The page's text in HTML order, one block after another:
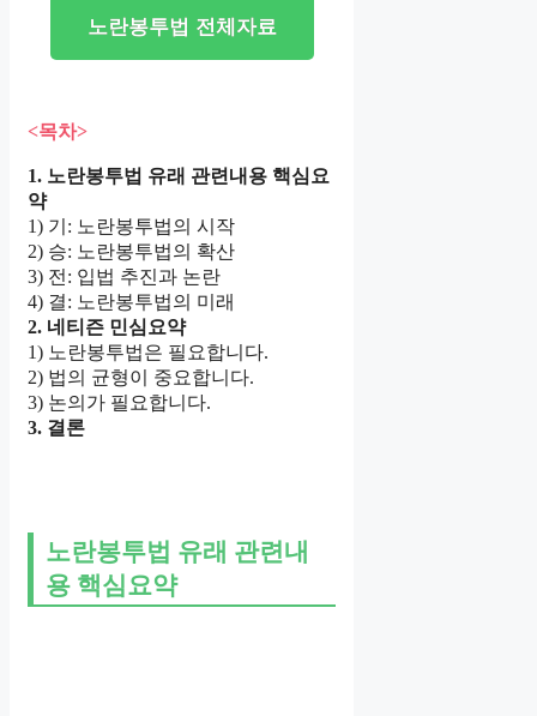
노란봉투법 전체자료
<목차>
1. 노란봉투법 유래 관련내용 핵심요
약
1) 기: 노란봉투법의 시작
2) 승: 노란봉투법의 확산
3) 전: 입법 추진과 논란
4) 결: 노란봉투법의 미래
2. 네티즌 민심요약
1) 노란봉투법은 필요합니다.
2) 법의 균형이 중요합니다.
3) 논의가 필요합니다.
3. 결론
노란봉투법 유래 관련내
용 핵심요약